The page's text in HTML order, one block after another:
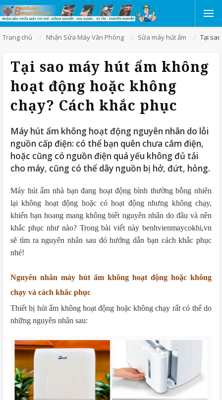
Trang chủ Nhận Sửa Máy Văn Phòng Sửa máy hút ẩm Tại
Tại sao máy hút ẩm không
hoạt động hoặc không
chạy? Cách khắc phục
Máy hút ẩm không hoạt động nguyên nhân do lỗi
nguồn cấp điện: có thể bạn quên chưa cắm điện,
hoặc cũng có nguồn điện quá yếu không đủ tải
cho máy, cũng có thể dây nguồn bị hở, đứt, hỏng.
Máy hút ẩm nhà bạn đang hoạt động bình thường bỗng nhiên
lại không hoạt động hoặc có hoạt động nhưng không chạy,
khiến bạn hoang mang không biết nguyên nhân do đâu và nên
khắc phục như nào? Trong bài viết này benhvienmaycokhi,vn
sẽ tìm ra nguyên nhân sau đó hướng dẫn bạn cách khắc phục
nhé!
Nguyên nhân máy hút ẩm không hoạt động hoặc không
chạy và cách khắc phục
Thiết bị hút ẩm không hoạt động hoặc không chạy rất có thể do
những nguyên nhân sau: